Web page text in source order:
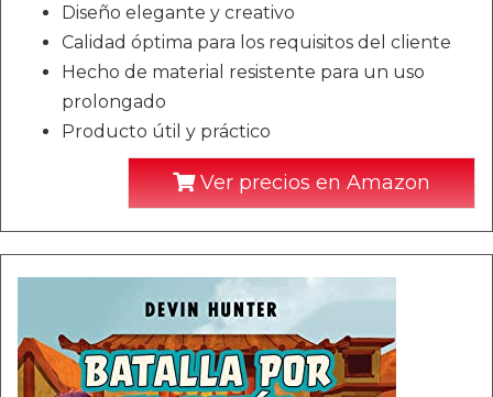
Diseño elegante y creativo
Calidad óptima para los requisitos del cliente
Hecho de material resistente para un uso
prolongado
Producto útil y práctico
Ver precios en Amazon